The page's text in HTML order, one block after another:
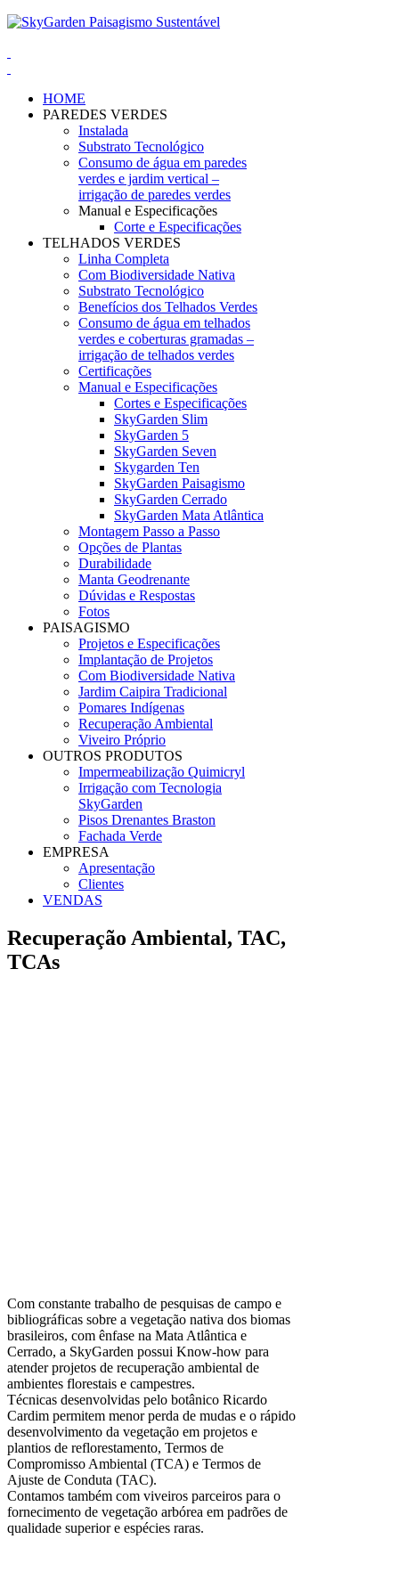
HOME
PAREDES VERDES
Instalada
Substrato Tecnológico
Consumo de água em paredes
verdes e jardim vertical –
irrigação de paredes verdes
Manual e Especificações
Corte e Especificações
TELHADOS VERDES
Linha Completa
Com Biodiversidade Nativa
Substrato Tecnológico
Benefícios dos Telhados Verdes
Consumo de água em telhados
verdes e coberturas gramadas –
irrigação de telhados verdes
Certificações
Manual e Especificações
Cortes e Especificações
SkyGarden Slim
SkyGarden 5
SkyGarden Seven
Skygarden Ten
SkyGarden Paisagismo
SkyGarden Cerrado
SkyGarden Mata Atlântica
Montagem Passo a Passo
Opções de Plantas
Durabilidade
Manta Geodrenante
Dúvidas e Respostas
Fotos
PAISAGISMO
Projetos e Especificações
Implantação de Projetos
Com Biodiversidade Nativa
Jardim Caipira Tradicional
Pomares Indígenas
Recuperação Ambiental
Viveiro Próprio
OUTROS PRODUTOS
Impermeabilização Quimicryl
Irrigação com Tecnologia
SkyGarden
Pisos Drenantes Braston
Fachada Verde
EMPRESA
Apresentação
Clientes
VENDAS
Recuperação Ambiental, TAC,
TCAs
Com constante trabalho de pesquisas de campo e
bibliográficas sobre a vegetação nativa dos biomas
brasileiros, com ênfase na Mata Atlântica e
Cerrado, a SkyGarden possui Know-how para
atender projetos de recuperação ambiental de
ambientes florestais e campestres.
Técnicas desenvolvidas pelo botânico Ricardo
Cardim permitem menor perda de mudas e o rápido
desenvolvimento da vegetação em projetos e
plantios de reflorestamento, Termos de
Compromisso Ambiental (TCA) e Termos de
Ajuste de Conduta (TAC).
Contamos também com viveiros parceiros para o
fornecimento de vegetação arbórea em padrões de
qualidade superior e espécies raras.